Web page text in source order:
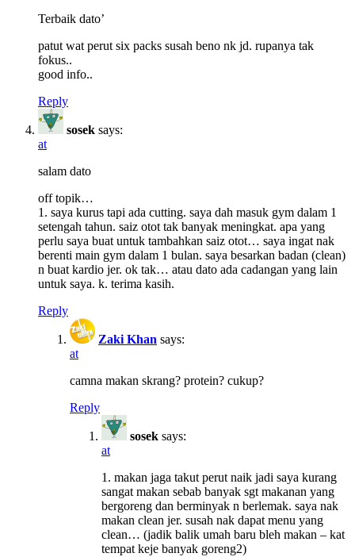
Terbaik dato’
patut wat perut six packs susah beno nk jd. rupanya tak
fokus..
good info..
Reply
sosek says:
at
salam dato
off topik…
1. saya kurus tapi ada cutting. saya dah masuk gym dalam 1
setengah tahun. saiz otot tak banyak meningkat. apa yang
perlu saya buat untuk tambahkan saiz otot… saya ingat nak
berenti main gym dalam 1 bulan. saya besarkan badan (clean)
n buat kardio jer. ok tak… atau dato ada cadangan yang lain
untuk saya. k. terima kasih.
Reply
Zaki Khan says:
at
camna makan skrang? protein? cukup?
Reply
sosek says:
at
1. makan jaga takut perut naik jadi saya kurang
sangat makan sebab banyak sgt makanan yang
bergoreng dan berminyak n berlemak. saya nak
makan clean jer. susah nak dapat menu yang
clean… (jadik balik umah baru bleh makan – kat
tempat keje banyak goreng2)